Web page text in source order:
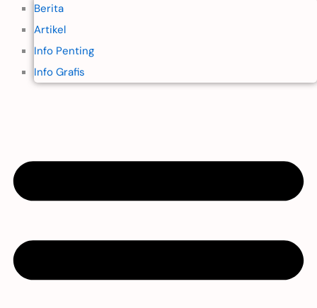
Berita
Artikel
Info Penting
Info Grafis